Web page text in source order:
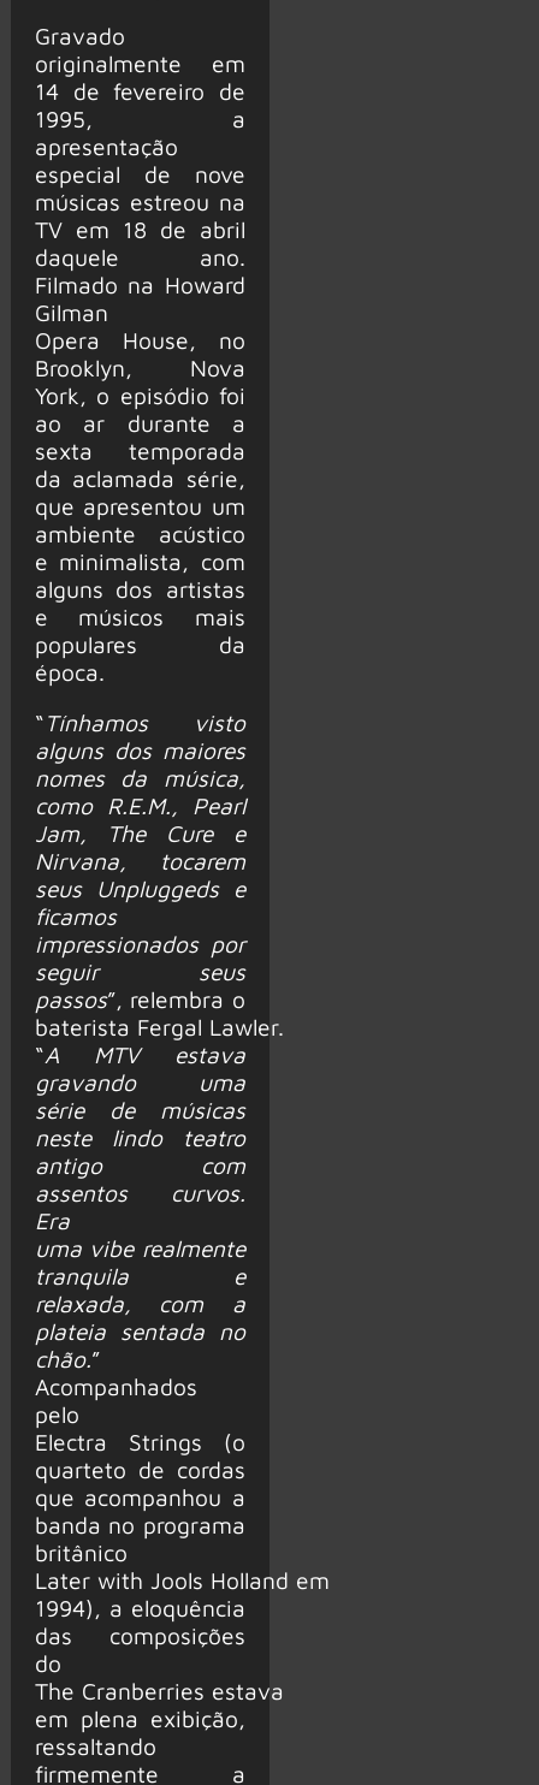
Gravado
originalmente em
14 de fevereiro de
1995, a
apresentação
especial de nove
músicas estreou na
TV em 18 de abril
daquele ano.
Filmado na Howard
Gilman
Opera House, no
Brooklyn, Nova
York, o episódio foi
ao ar durante a
sexta temporada
da aclamada série,
que apresentou um
ambiente acústico
e minimalista, com
alguns dos artistas
e músicos mais
populares da
época.
“Tínhamos visto
alguns dos maiores
nomes da música,
como R.E.M., Pearl
Jam, The Cure e
Nirvana, tocarem
seus Unpluggeds e
ficamos
impressionados por
seguir seus
passos”, relembra o
baterista Fergal Lawler.
“A MTV estava
gravando uma
série de músicas
neste lindo teatro
antigo com
assentos curvos.
Era
uma vibe realmente
tranquila e
relaxada, com a
plateia sentada no
chão.”
Acompanhados
pelo
Electra Strings (o
quarteto de cordas
que acompanhou a
banda no programa
britânico
Later with Jools Holland em
1994), a eloquência
das composições
do
The Cranberries estava
em plena exibição,
ressaltando
firmemente a